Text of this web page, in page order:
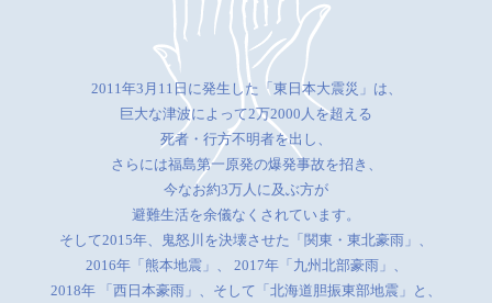
2011年3月11日に発生した「東日本大震災」は、
巨大な津波によって2万2000人を超える
死者・行方不明者を出し、
さらには福島第一原発の爆発事故を招き、
今なお約3万人に及ぶ方が
避難生活を余儀なくされています。
そして2015年、鬼怒川を決壊させた「関東・東北豪雨」、
2016年「熊本地震」、
2017年「九州北部豪雨」、
2018年 「西日本豪雨」、そして「北海道胆振東部地震」と、